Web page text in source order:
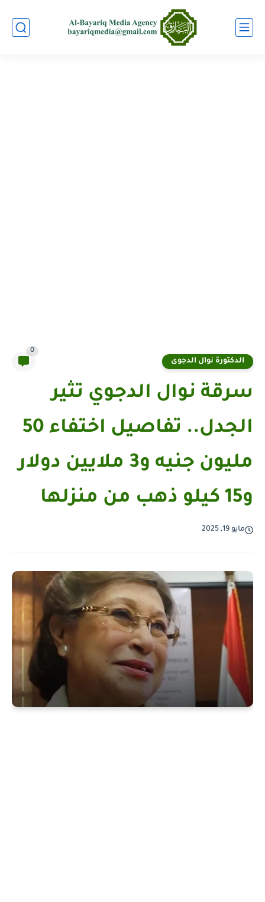
الدكتورة نوال الدجوى
0
سرقة نوال الدجوي تثير
الجدل.. تفاصيل اختفاء 50
مليون جنيه و3 ملايين دولار
و15 كيلو ذهب من منزلها
مايو 19, 2025